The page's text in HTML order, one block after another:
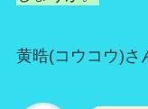
黄晧(コウコウ)さ